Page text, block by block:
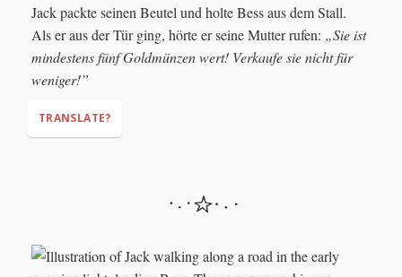
Jack packte seinen Beutel und holte Bess aus dem Stall.
Als er aus der Tür ging, hörte er seine Mutter rufen: „Sie ist
mindestens fünf Goldmünzen wert! Verkaufe sie nicht für
weniger!”
TRANSLATE?
"She is worth at least five gold coins! Don’t sell her for